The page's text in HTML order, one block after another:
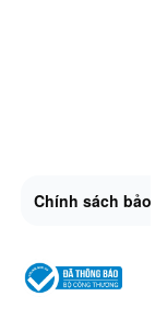
Sitemap.XML
Đổi trả và hoàn
Chính sách bảo